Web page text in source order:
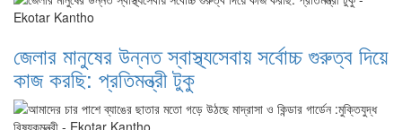
জেলার মানুষের উন্নত স্বাস্থ্যসেবায় সর্বোচ্চ গুরুত্ব দিয়ে
কাজ করছি: প্রতিমন্ত্রী টুকু